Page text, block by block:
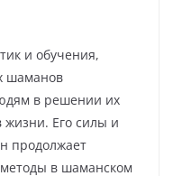
и обучения,
шаманов
в решении их
жизни. Его силы и
продолжает
в шаманском